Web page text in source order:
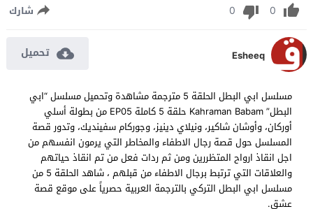
0
0 شارك
Esheeq تحميل
مسلسل ابي البطل الحلقة 5 مترجمة مشاهدة وتحميل مسلسل “ابي
البطل” Kahraman Babam حلقة 5 كاملة EP05 من بطولة أسلي
أوركان، وأوشان شاكير، ونيلاي دينيز، وجوركام سفينديك، وتدور قصة
المسلسل حول قصة رجال الاطفاء والمخاطر التي يرمون انفسهم من
اجل انقاذ ارواح المتظررين ومن ثم ردات فعل من تم انقاذ حياتهم
والعلاقات التي ترتبط برجال الاطفاء من قبلهم ، شاهد الحلقة 5 من
مسلسل ابي البطل التركي بالترجمة العربية حصرياً على موقع قصة
عشق.